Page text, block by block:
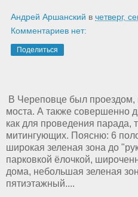
Андрей Аршанский в четверг,
Комментариев нет:
Поделиться
В Череповце был проездом,
моста. А также совершенно
как для проведения парада,
митингующих. Поясню: 6
широкая зеленая зона до
парковкой ёлочкой,
дома, небольшая зеленая
пятиэтажный....